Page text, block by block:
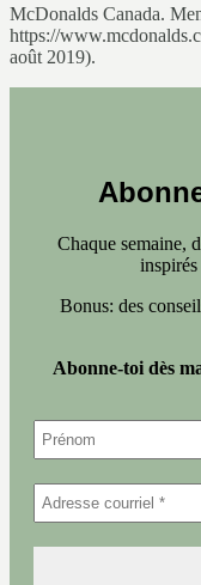
McDonalds Canada.
https://
août 2019).
Chaque semaine,
inspirés
Bonus: des
Abonne-toi dès